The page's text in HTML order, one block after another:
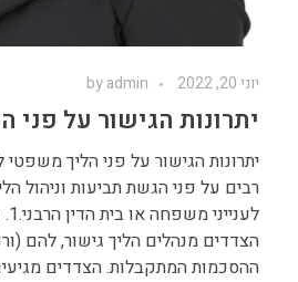
יוני 20, 2022 byadmin
יתרונות הגישור על פני
יתרונות הגישור על פני הליך משפטי
רבים על פני הגשת תביעות וניהול
הצדדים מנהלים הליך גישור, להם
ההסכמות המתקבלות. הצדדים